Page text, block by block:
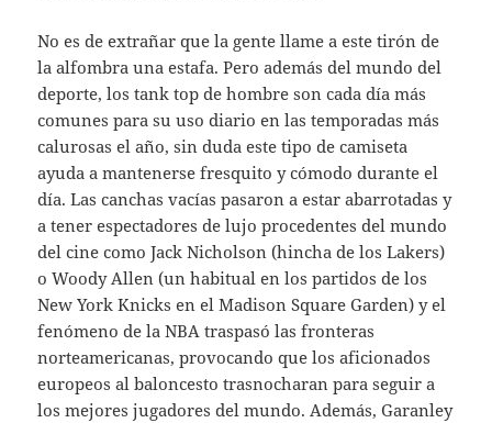
No es de extrañar que la gente llame a este tirón de
la alfombra una estafa. Pero además del mundo del
deporte, los tank top de hombre son cada día más
comunes para su uso diario en las temporadas más
calurosas el año, sin duda este tipo de camiseta
ayuda a mantenerse fresquito y cómodo durante el
día. Las canchas vacías pasaron a estar abarrotadas y
a tener espectadores de lujo procedentes del mundo
del cine como Jack Nicholson (hincha de los Lakers)
o Woody Allen (un habitual en los partidos de los
New York Knicks en el Madison Square Garden) y el
fenómeno de la NBA traspasó las fronteras
norteamericanas, provocando que los aficionados
europeos al baloncesto trasnocharan para seguir a
los mejores jugadores del mundo. Además, Garanley